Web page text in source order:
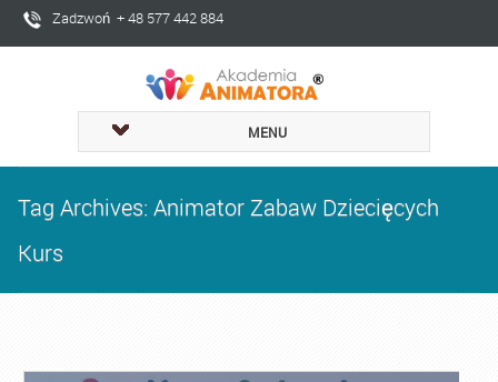
Zadzwoń + 48 577 442 884
MENU
Tag Archives: Animator Zabaw Dziecięcych
Kurs